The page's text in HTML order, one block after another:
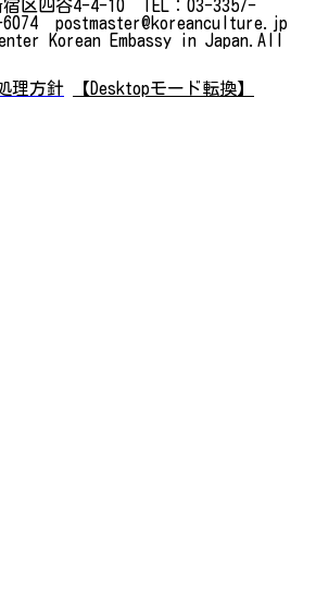
宿区四谷4-4-10 TEL：03-3357-
6074 postmaster@koreanculture.jp
Korean Embassy in Japan.All
理方針
【Desktopモード転換】